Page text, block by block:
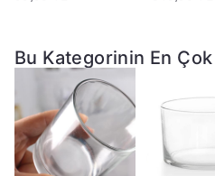
Bu Kategorinin En Çok